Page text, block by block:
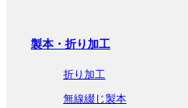
製本・折り加工
折り加工
無線綴じ製本